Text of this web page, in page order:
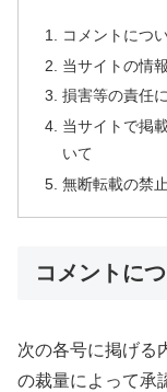
コメントにつ
当サイトの情
損害等の責任
当サイトで掲
いて
無断転載の禁
コメントに
次の各号に掲げる
の裁量によって承